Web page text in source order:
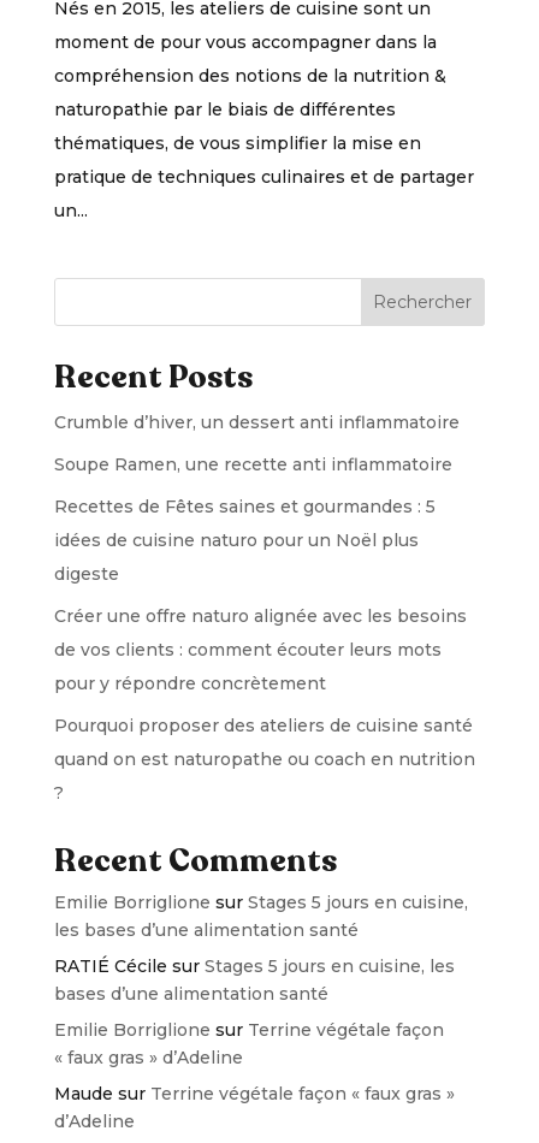
Nés en 2015, les ateliers de cuisine sont un
moment de pour vous accompagner dans la
compréhension des notions de la nutrition &
naturopathie par le biais de différentes
thématiques, de vous simplifier la mise en
pratique de techniques culinaires et de partager
un...
Rechercher
Recent Posts
Crumble d’hiver, un dessert anti inflammatoire
Soupe Ramen, une recette anti inflammatoire
Recettes de Fêtes saines et gourmandes : 5
idées de cuisine naturo pour un Noël plus
digeste
Créer une offre naturo alignée avec les besoins
de vos clients : comment écouter leurs mots
pour y répondre concrètement
Pourquoi proposer des ateliers de cuisine santé
quand on est naturopathe ou coach en nutrition
?
Recent Comments
Emilie Borriglione sur Stages 5 jours en cuisine,
les bases d’une alimentation santé
RATIÉ Cécile sur Stages 5 jours en cuisine, les
bases d’une alimentation santé
Emilie Borriglione sur Terrine végétale façon
« faux gras » d’Adeline
Maude sur Terrine végétale façon « faux gras »
d’Adeline